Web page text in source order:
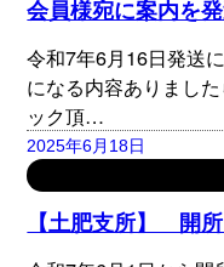
会員様宛に案内を
令和7年6月16日発送
になる内容ありまし
ック頂…
2025年6月18日
【土肥支所】 開